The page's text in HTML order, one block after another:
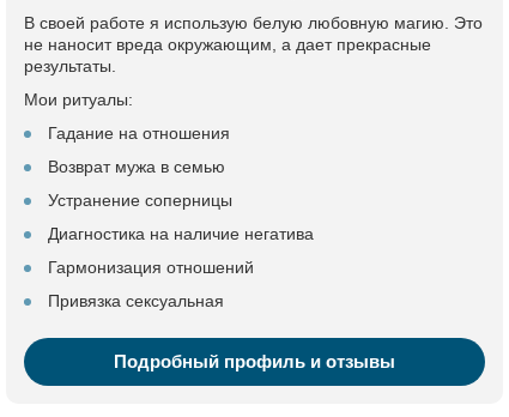
В своей работе я использую белую любовную магию. Это
не наносит вреда окружающим, а дает прекрасные
результаты.
Мои ритуалы:
Гадание на отношения
Возврат мужа в семью
Устранение соперницы
Диагностика на наличие негатива
Гармонизация отношений
Привязка сексуальная
Подробный профиль и отзывы